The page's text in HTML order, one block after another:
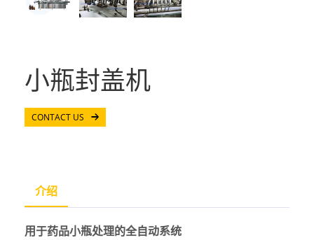
小瓶封盖机
CONTACT US
介绍
用于药品小瓶处理的全自动系统